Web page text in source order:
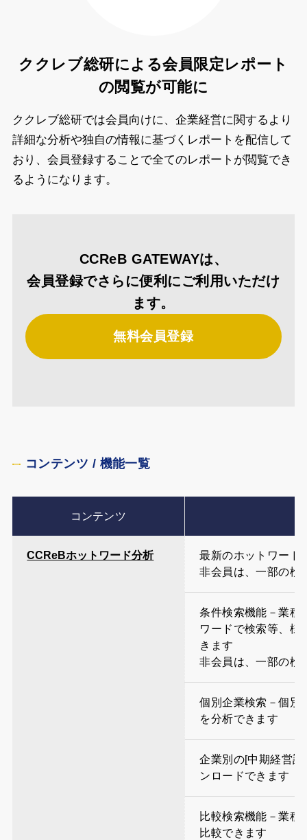
ククレブ総研による会員限定レポート
の閲覧が可能に
ククレブ総研では会員向けに、企業経営に関するより
詳細な分析や独自の情報に基づくレポートを配信して
おり、会員登録することで全てのレポートが閲覧でき
るようになります。
CCReB GATEWAYは、
会員登録でさらに便利にご利用いただけ
ます。
無料会員登録
コンテンツ / 機能一覧
コンテンツ
CCReBホットワード分析
最新のホットワード
非会員は、一部の検
条件検索機能－業種
ワードで検索等、様
きます
非会員は、一部の検
個別企業検索－個別
を分析できます
企業別の[中期経営
ンロードできます
比較検索機能－業種
比較できます